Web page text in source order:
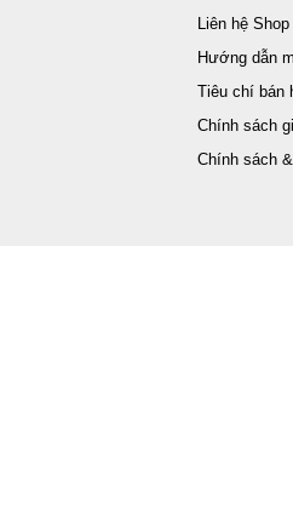
Liên hệ Shop
Hướng dẫn
Tiêu chí bán
Chính sách
Chính sách